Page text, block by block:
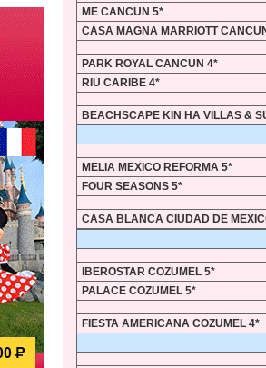
ME CANCUN 5*
CASA MAGNA MARRIOTT
PARK ROYAL CANCUN 4*
RIU CARIBE 4*
BEACHSCAPE KIN HA VILLAS &
MELIA MEXICO REFORMA 5*
FOUR SEASONS 5*
CASA BLANCA CIUDAD DE
IBEROSTAR COZUMEL 5*
PALACE COZUMEL 5*
FIESTA AMERICANA COZUMEL 4*